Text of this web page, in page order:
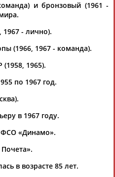
АБДУВАЛИЕВ
Герман
АБДУЛАЕВ
и бронзовый (1961 -
1967 - лично).
(1966, 1967 - команда).
1965).
по 1967 год.
в 1967 году.
ФСО «Динамо».
в возрасте 85 лет.